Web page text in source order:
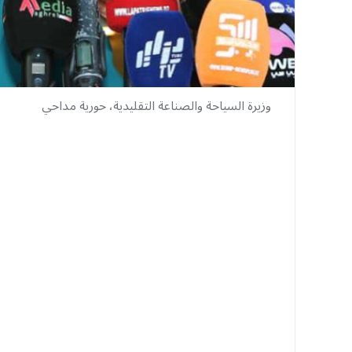
وزيرة السياحة والصناعة التقليدية، حورية مداحي